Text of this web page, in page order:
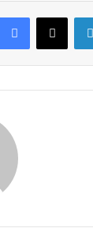
Facebook
X